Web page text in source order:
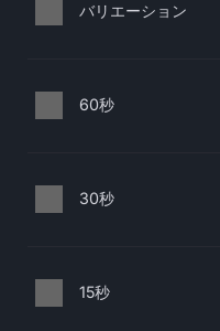
バリエーション
60秒
30秒
15秒